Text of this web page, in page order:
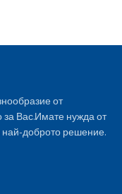
от
за Вас.Имате нужда от
доброто решение.